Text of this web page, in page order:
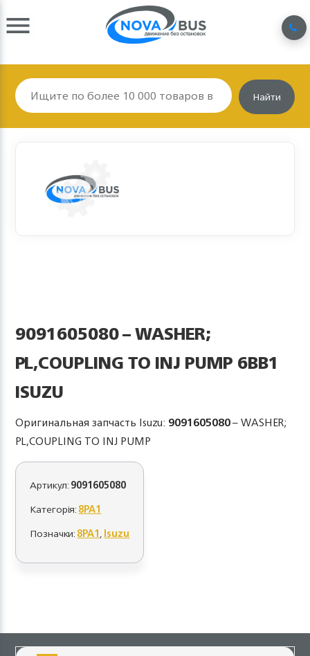
Найти
9091605080 – WASHER;
PL,COUPLING TO INJ PUMP 6BB1
ISUZU
Оригинальная запчасть Isuzu: 9091605080– WASHER;
PL,COUPLING TO INJ PUMP
Артикул:9091605080
Категорія:8PA1
Позначки:8PA1,Isuzu